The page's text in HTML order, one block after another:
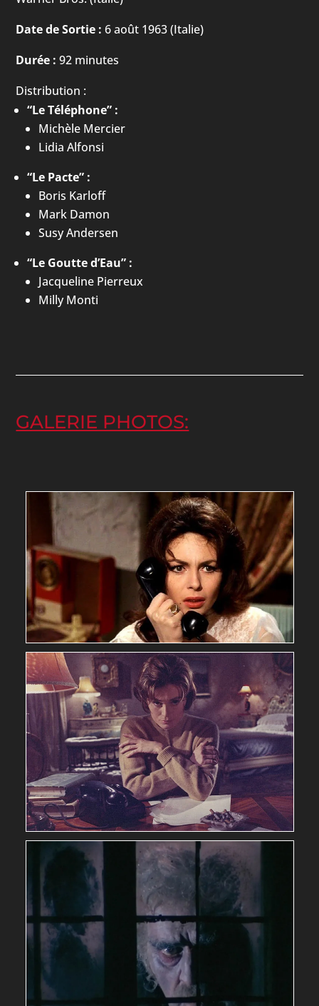
Date de Sortie : 6 août 1963 (Italie)
Durée : 92 minutes
Distribution :
“Le Téléphone” :
Michèle Mercier
Lidia Alfonsi
“Le Pacte” :
Boris Karloff
Mark Damon
Susy Andersen
“Le Goutte d’Eau” :
Jacqueline Pierreux
Milly Monti
GALERIE PHOTOS: